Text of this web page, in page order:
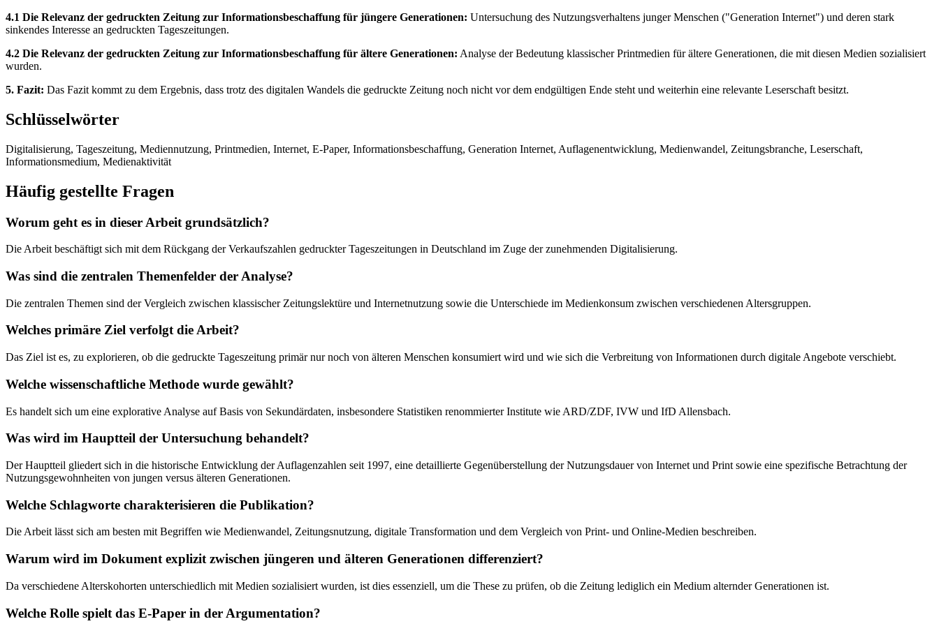
4.1 Die Relevanz der gedruckten Zeitung zur Informationsbeschaffung für jüngere Generationen: Untersuchung des Nutzungsverhaltens junger Menschen ("Generation Internet") und deren stark
sinkendes Interesse an gedruckten Tageszeitungen.
4.2 Die Relevanz der gedruckten Zeitung zur Informationsbeschaffung für ältere Generationen: Analyse der Bedeutung klassischer Printmedien für ältere Generationen, die mit diesen Medien sozialisiert
wurden.
5. Fazit: Das Fazit kommt zu dem Ergebnis, dass trotz des digitalen Wandels die gedruckte Zeitung noch nicht vor dem endgültigen Ende steht und weiterhin eine relevante Leserschaft besitzt.
Schlüsselwörter
Digitalisierung, Tageszeitung, Mediennutzung, Printmedien, Internet, E-Paper, Informationsbeschaffung, Generation Internet, Auflagenentwicklung, Medienwandel, Zeitungsbranche, Leserschaft,
Informationsmedium, Medienaktivität
Häufig gestellte Fragen
Worum geht es in dieser Arbeit grundsätzlich?
Die Arbeit beschäftigt sich mit dem Rückgang der Verkaufszahlen gedruckter Tageszeitungen in Deutschland im Zuge der zunehmenden Digitalisierung.
Was sind die zentralen Themenfelder der Analyse?
Die zentralen Themen sind der Vergleich zwischen klassischer Zeitungslektüre und Internetnutzung sowie die Unterschiede im Medienkonsum zwischen verschiedenen Altersgruppen.
Welches primäre Ziel verfolgt die Arbeit?
Das Ziel ist es, zu explorieren, ob die gedruckte Tageszeitung primär nur noch von älteren Menschen konsumiert wird und wie sich die Verbreitung von Informationen durch digitale Angebote verschiebt.
Welche wissenschaftliche Methode wurde gewählt?
Es handelt sich um eine explorative Analyse auf Basis von Sekundärdaten, insbesondere Statistiken renommierter Institute wie ARD/ZDF, IVW und IfD Allensbach.
Was wird im Hauptteil der Untersuchung behandelt?
Der Hauptteil gliedert sich in die historische Entwicklung der Auflagenzahlen seit 1997, eine detaillierte Gegenüberstellung der Nutzungsdauer von Internet und Print sowie eine spezifische Betrachtung der
Nutzungsgewohnheiten von jungen versus älteren Generationen.
Welche Schlagworte charakterisieren die Publikation?
Die Arbeit lässt sich am besten mit Begriffen wie Medienwandel, Zeitungsnutzung, digitale Transformation und dem Vergleich von Print- und Online-Medien beschreiben.
Warum wird im Dokument explizit zwischen jüngeren und älteren Generationen differenziert?
Da verschiedene Alterskohorten unterschiedlich mit Medien sozialisiert wurden, ist dies essenziell, um die These zu prüfen, ob die Zeitung lediglich ein Medium alternder Generationen ist.
Welche Rolle spielt das E-Paper in der Argumentation?